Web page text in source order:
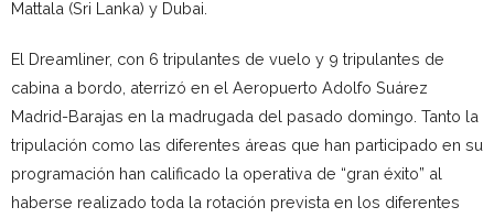
Mattala (Sri Lanka) y Dubai.
El Dreamliner, con 6 tripulantes de vuelo y 9 tripulantes de
cabina a bordo, aterrizó en el Aeropuerto Adolfo Suárez
Madrid-Barajas en la madrugada del pasado domingo. Tanto la
tripulación como las diferentes áreas que han participado en su
programación han calificado la operativa de “gran éxito” al
haberse realizado toda la rotación prevista en los diferentes